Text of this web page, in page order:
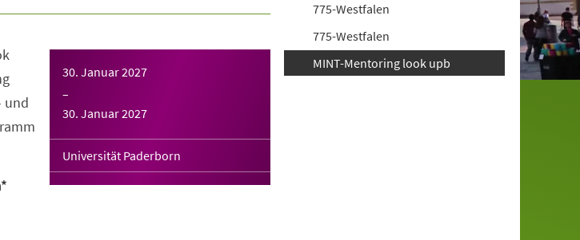
30. Januar 2027
–
30. Januar 2027
Universität Paderborn
und
775-Westfalen
775-Westfalen
MINT-Mentoring look upb